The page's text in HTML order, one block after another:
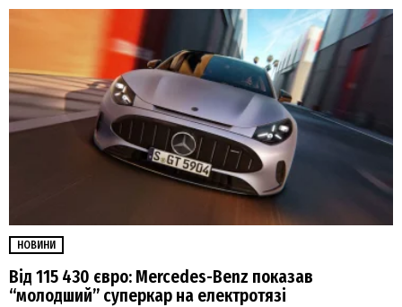
НОВИНИ
Від 115 430 євро: Mercedes-Benz показав
“молодший” суперкар на електротязі